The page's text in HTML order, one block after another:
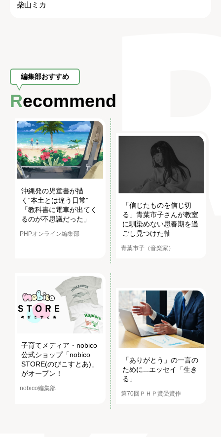
柴山ミカ
編集部おすすめ
Recommend
沖縄発の児童書が描
く“本土とは違う日常”
「教科書に電車が出てく
るのが不思議だった」
PHPオンライン編集部
「信じたものを信じ切
る」青葉市子さんが教室
に馴染めない思春期を過
ごし見つけた軸
青葉市子（音楽家）
子育てメディア・nobico
公式ショップ「nobico
STORE(のびこすとあ)」
がオープン！
nobico編集部
「ありがとう」の一言の
ために...エッセイ「生き
る」
第70回ＰＨＰ賞受賞作